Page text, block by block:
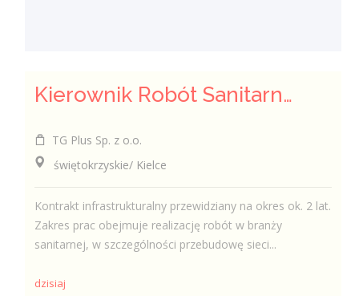
Kierownik Robót Sanitarnych
TG Plus Sp. z o.o.
świętokrzyskie/ Kielce
Kontrakt infrastrukturalny przewidziany na okres ok. 2 lat.
Zakres prac obejmuje realizację robót w branży
sanitarnej, w szczególności przebudowę sieci...
dzisiaj